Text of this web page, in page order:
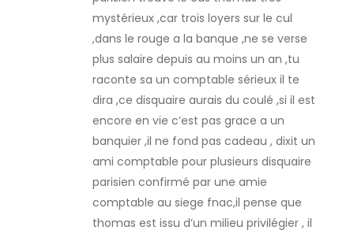
mystérieux ,car trois loyers sur le cul
,dans le rouge a la banque ,ne se verse
plus salaire depuis au moins un an ,tu
raconte sa un comptable sérieux il te
dira ,ce disquaire aurais du coulé ,si il est
encore en vie c’est pas grace a un
banquier ,il ne fond pas cadeau , dixit un
ami comptable pour plusieurs disquaire
parisien confirmé par une amie
comptable au siege fnac,il pense que
thomas est issu d’un milieu privilégier , il